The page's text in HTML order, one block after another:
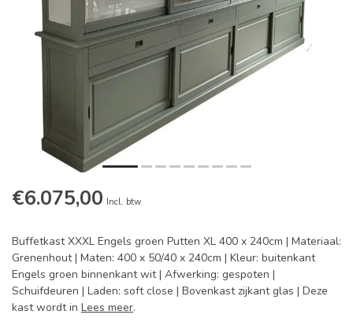
€6.075,00 Incl. btw
Buffetkast XXXL Engels groen Putten XL 400 x 240cm | Materiaal:
Grenenhout | Maten: 400 x 50/40 x 240cm | Kleur: buitenkant
Engels groen binnenkant wit | Afwerking: gespoten |
Schuifdeuren | Laden: soft close | Bovenkast zijkant glas | Deze
kast wordt in Lees meer.